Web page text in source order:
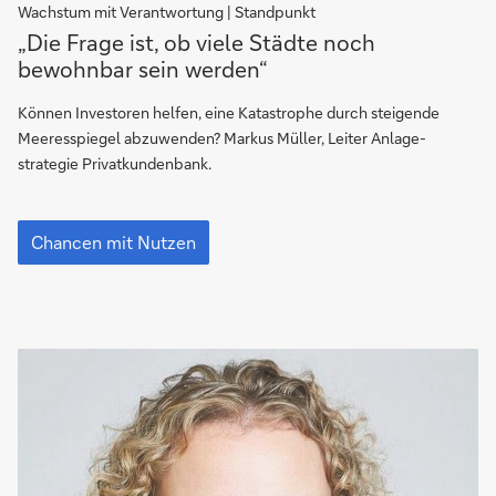
Wachstum mit Verantwortung | Standpunkt
„Die
Frage
ist,
ob
viele
Städte
bewohnbar
sein
werden“
„Die Frage ist, ob viele Städte noch
bewohnbar sein werden“
Können Investoren helfen, eine Katastrophe durch steigende
Meeresspiegel abzuwenden? Markus Müller, Leiter Anlage­
strategie Privatkundenbank.
„Die
Frage
ist,
noch
Chancen mit Nutzen